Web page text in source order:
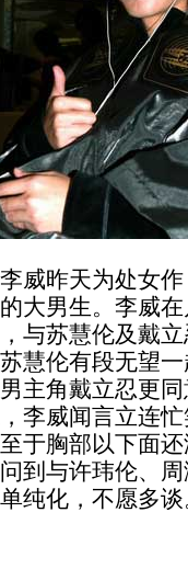
昨天为处女作
大男生。李威
与苏慧伦及戴
伦有段无望一
主角戴立忍更
李威闻言立连
于胸部以下面
与许玮伦、周
纯化，不愿多